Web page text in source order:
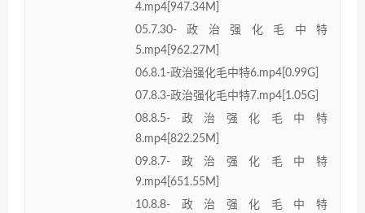
4.mp4[947.34M]
05.7.30-政治强化毛中特
5.mp4[962.27M]
06.8.1-政治强化毛中特6.mp4[0.99G]
07.8.3-政治强化毛中特7.mp4[1.05G]
08.8.5-政治强化毛中特
8.mp4[822.25M]
09.8.7-政治强化毛中特
9.mp4[651.55M]
10.8.8-政治强化毛中特